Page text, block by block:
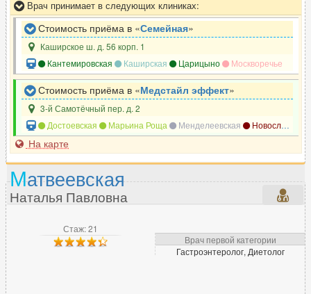
Врач принимает в следующих клиниках:
Стоимость приёма в «Семейная»
Каширское ш. д. 56 корп. 1
Кантемировская
Каширская Царицыно Москворечье
Стоимость приёма в «Медстайл эффект»
3-й Самотёчный пер. д. 2
Достоевская
Марьина Роща Менделеевская Новослободская
На карте
Стаж: 21
Врач первой категории
Гастроэнтеролог, Диетолог
Матвеевская
Наталья Павловна